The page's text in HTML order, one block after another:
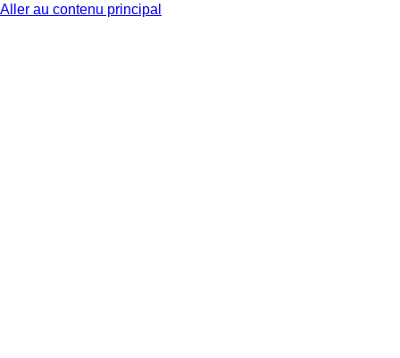
Aller au contenu principal